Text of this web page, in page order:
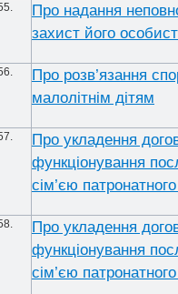
Про надання
захист його
Про розв’язання
малолітнім дітям
Про укладення
функціонування
сім’єю
Про укладення
функціонування
сім’єю